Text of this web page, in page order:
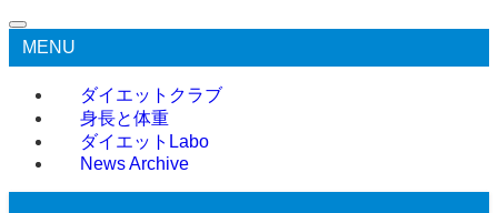
MENU
ダイエットクラブ
身長と体重
ダイエットLabo
News Archive